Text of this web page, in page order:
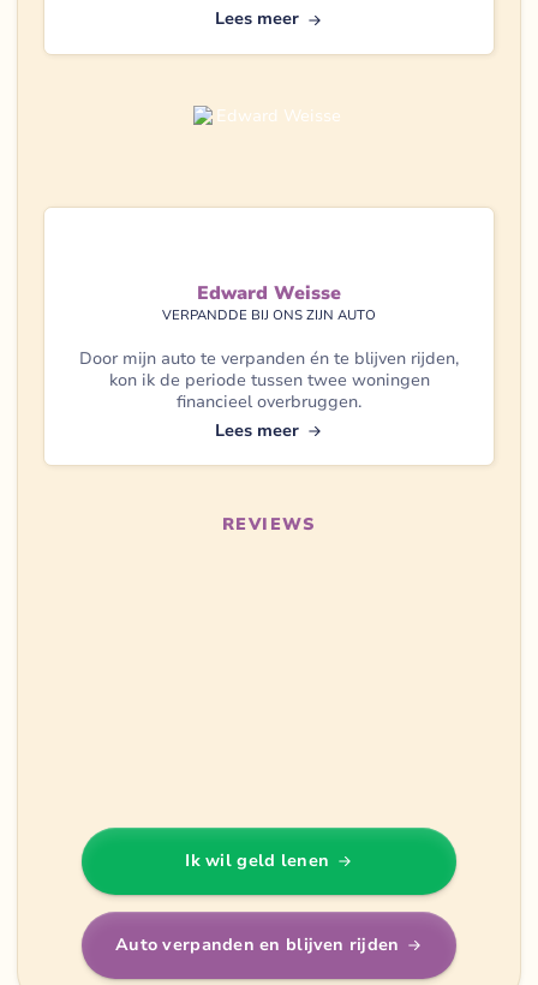
Lees meer
Edward Weisse
VERPANDDE BIJ ONS ZIJN AUTO
Door mijn auto te verpanden én te blijven rijden,
kon ik de periode tussen twee woningen
financieel overbruggen.
Lees meer
REVIEWS
Ik wil geld lenen
Auto verpanden en blijven rijden